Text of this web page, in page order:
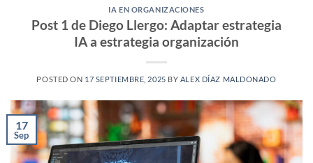
IA EN ORGANIZACIONES
Post 1 de Diego Llergo: Adaptar estrategia
IA a estrategia organización
POSTED ON 17 SEPTIEMBRE, 2025 BY ALEX DÍAZ MALDONADO
17
Sep